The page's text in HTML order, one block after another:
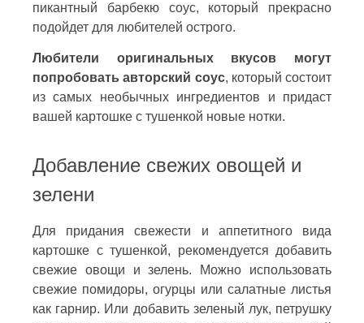
пикантный барбекю соус, который прекрасно
подойдет для любителей острого.
Любители оригинальных вкусов могут
попробовать авторский соус, который состоит
из самых необычных ингредиентов и придаст
вашей картошке с тушенкой новые нотки.
Добавление свежих овощей и
зелени
Для придания свежести и аппетитного вида
картошке с тушенкой, рекомендуется добавить
свежие овощи и зелень. Можно использовать
свежие помидоры, огурцы или салатные листья
как гарнир. Или добавить зеленый лук, петрушку